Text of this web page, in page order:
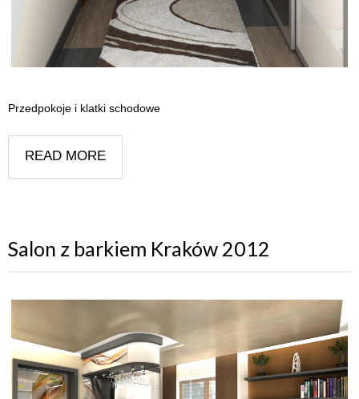
Przedpokoje i klatki schodowe
READ MORE
Salon z barkiem Kraków 2012